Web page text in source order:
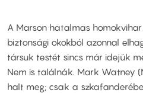
A Marson hatalmas homokvihar
biztonsági okokból azonnal
társuk testét sincs már idejük
Nem is találnák. Mark Watney
halt meg; csak a